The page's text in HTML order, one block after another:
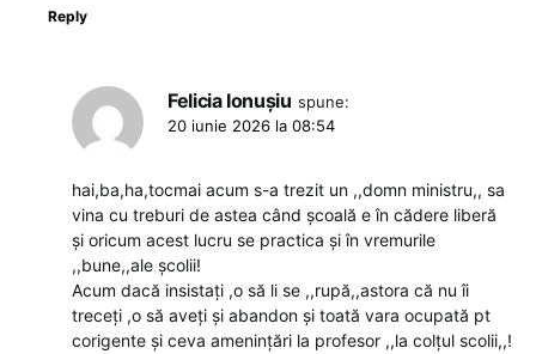
Reply
Felicia Ionușiu spune:
20 iunie 2026 la 08:54
hai,ba,ha,tocmai acum s-a trezit un ,,domn ministru,, sa
vina cu treburi de astea când școală e în cădere liberă
și oricum acest lucru se practica și în vremurile
,,bune,,ale școlii!
Acum dacă insistați ,o să li se ,,rupă,,astora că nu îi
treceți ,o să aveți și abandon și toată vara ocupată pt
corigente și ceva amenințări la profesor ,,la colțul scolii,,!